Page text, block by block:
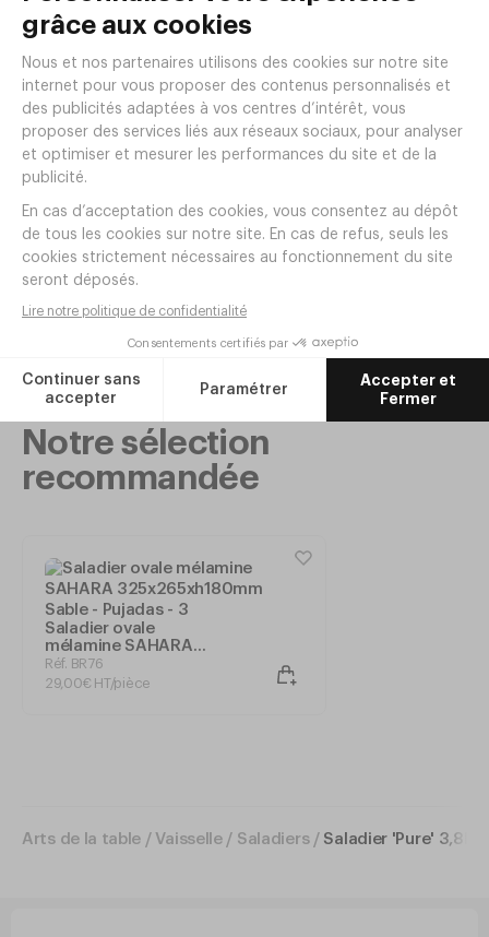
Produits de la même
gamme
Saladier 'Pure' 3,8L Blanc - APS
Réf. CK79B
Notre sélection
recommandée
Saladier ovale
mélamine SAHARA
325x265xh180mm
Sable - Pujadas
Réf. BR76
29, 00€ HT/pièce
Arts de la table / Vaisselle / Saladiers / Saladier 'Pure' 3,8L